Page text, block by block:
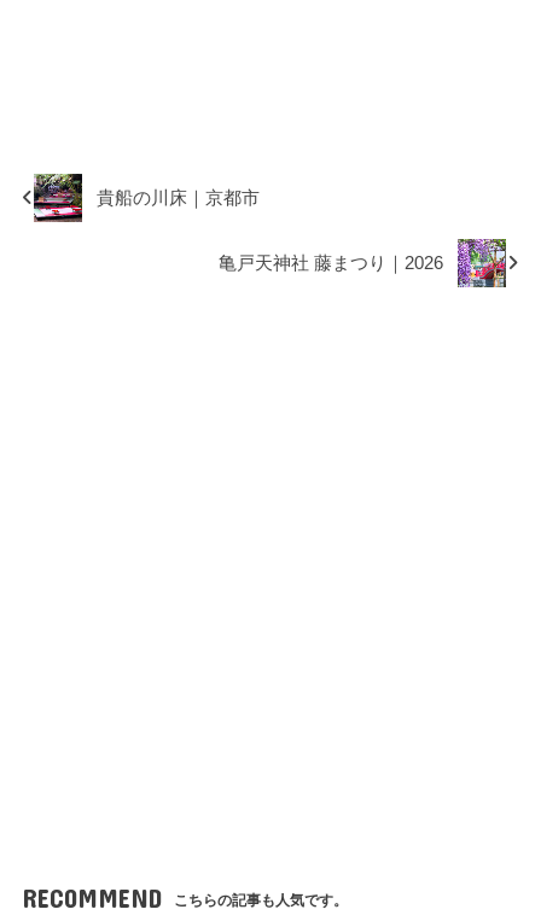
貴船の川床｜京都市
亀戸天神社 藤まつり｜2026
RECOMMEND こちらの記事も人気です。